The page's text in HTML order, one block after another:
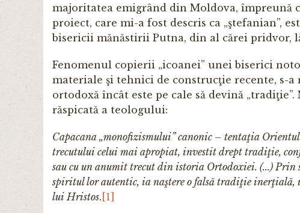
majoritatea emigrând din Moldova, împreună
proiect, care mi-a fost descris ca „ştefanian”,
bisericii mănăstirii Putna, din al cărei pridvor,
Fenomenul copierii „icoanei” unei biserici
materiale şi tehnici de construcţie recente,
ortodoxă încât este pe cale să devină
răspicată a teologului:
Capacana „monofizismului” canonic – tentaţia
trecutului celui mai apropiat, investit drept tradiţie,
sau cu un anumit trecut din istoria Ortodoxiei. (...)
spiritul lor autentic, ia naştere o falsă tradiţie
lui Hristos. [1]